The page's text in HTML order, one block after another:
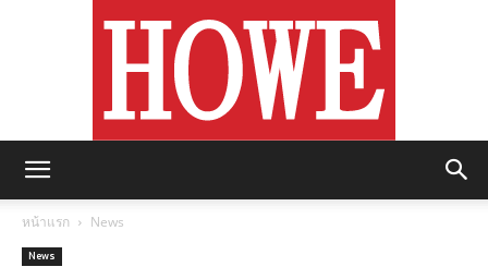
หน้าแรก News
News